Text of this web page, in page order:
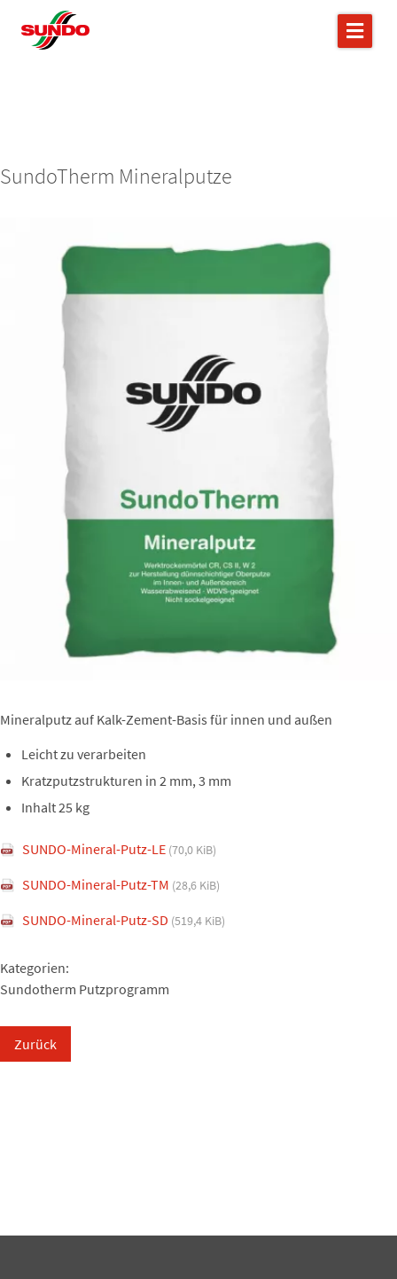
SundoTherm Mineralputze
Mineralputz auf Kalk-Zement-Basis für innen und außen
Leicht zu verarbeiten
Kratzputzstrukturen in 2 mm, 3 mm
Inhalt 25 kg
SUNDO-Mineral-Putz-LE (70,0 KiB)
SUNDO-Mineral-Putz-TM (28,6 KiB)
SUNDO-Mineral-Putz-SD (519,4 KiB)
Kategorien:
Sundotherm Putzprogramm
Zurück